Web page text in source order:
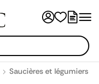
Saucières et légumiers